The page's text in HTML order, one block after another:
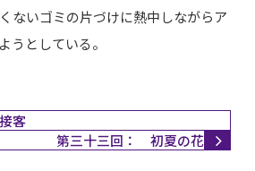
ないゴミの片づけに熱中しながらア
うとしている。
客
第三十三回： 初夏の花